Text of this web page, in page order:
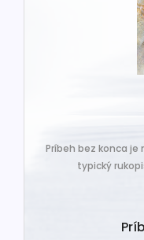
Príbeh bez konca je
typický